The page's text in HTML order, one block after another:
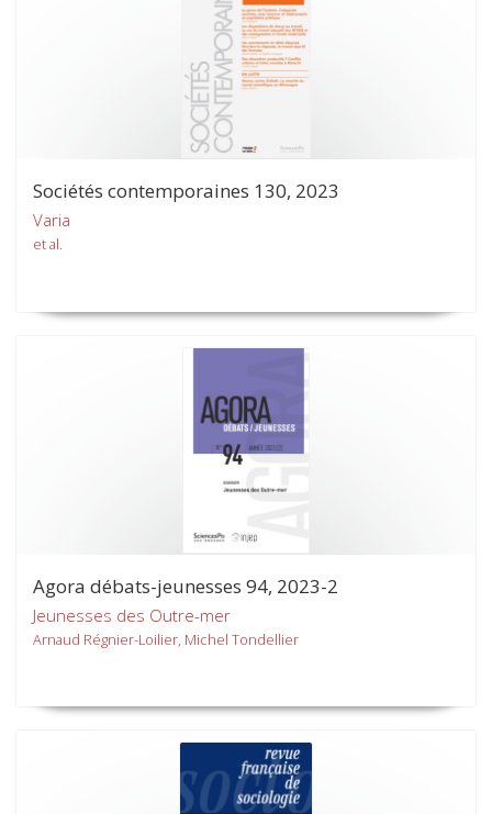
Sociétés contemporaines 130, 2023
Varia
et al.
Agora débats-jeunesses 94, 2023-2
Jeunesses des Outre-mer
Arnaud Régnier-Loilier, Michel Tondellier